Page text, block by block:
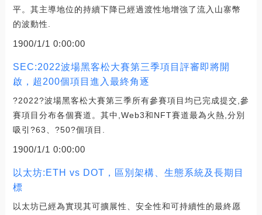
平。其主導地位的持續下降已經過渡性地增強了流入山寨幣
的波動性.
1900/1/1 0:00:00
SEC:2022波場黑客松大賽第三季項目評審即將開
啟，超200個項目進入最終角逐
?2022?波場黑客松大賽第三季所有參賽項目均已完成提交,參
賽項目分布各個賽道。其中,Web3和NFT賽道最為火熱,分別
吸引?63、?50?個項目.
1900/1/1 0:00:00
以太坊:ETH vs DOT，區別架構、生態系統及長期目
標
以太坊已經為實現其可擴展性、安全性和可持續性的最終愿